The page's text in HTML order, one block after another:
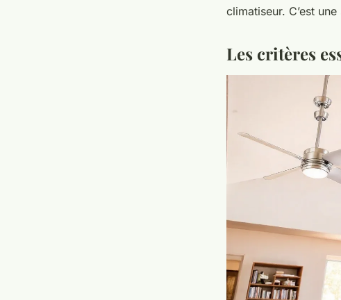
climatiseur. C’est
Les critères